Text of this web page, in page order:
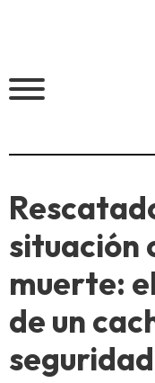
situación
muerte:
de un
seguridad